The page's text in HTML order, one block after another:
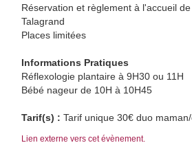
Réservation et règlement à l'accueil
Talagrand
Places limitées
Informations Pratiques
Réflexologie plantaire à 9H30 ou 11H
Bébé nageur de 10H à 10H45
Tarif(s) : Tarif unique 30€ duo
Lien externe vers cet évènement.